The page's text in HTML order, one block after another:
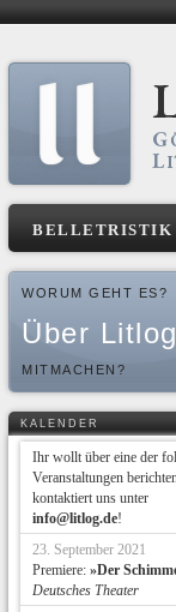
BELLETRISTIK
WORUM GEHT ES?
Über Litlog
MITMACHEN?
KALENDER
Ihr wollt über eine der
Veranstaltungen
kontaktiert uns unter
info@litlog.de!
23. September 2021
Premiere: »Der
Deutsches Theater